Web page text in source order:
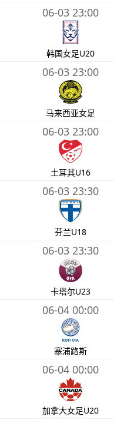
06-03 23:00
韩国女足U20
06-03 23:00
马来西亚女足
06-03 23:00
土耳其U16
06-03 23:30
芬兰U18
06-03 23:30
卡塔尔U23
06-04 00:00
塞浦路斯
06-04 00:00
加拿大女足U20